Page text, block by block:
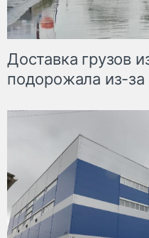
Доставка грузов
подорожала из-